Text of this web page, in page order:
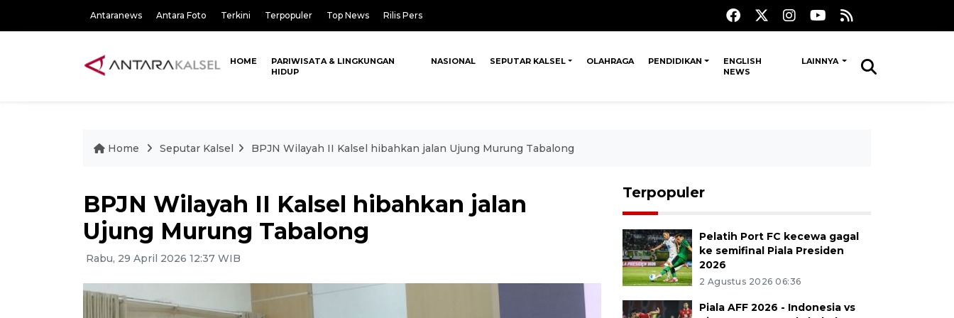
Antaranews Antara Foto Terkini Terpopuler Top News Rilis Pers
HOME
PARIWISATA & LINGKUNGAN
HIDUP
NASIONAL SEPUTAR KALSEL OLAHRAGA PENDIDIKAN
ENGLISH
NEWS
LAINNYA
Home Seputar Kalsel BPJN Wilayah II Kalsel hibahkan jalan Ujung Murung Tabalong
BPJN Wilayah II Kalsel hibahkan jalan
Ujung Murung Tabalong
Rabu, 29 April 2026 12:37 WIB
Terpopuler
Pelatih Port FC kecewa gagal
ke semifinal Piala Presiden
2026
2 Agustus 2026 06:36
Piala AFF 2026 - Indonesia vs